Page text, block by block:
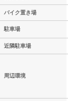
バイク置き場
駐車場
近隣駐車場
周辺環境